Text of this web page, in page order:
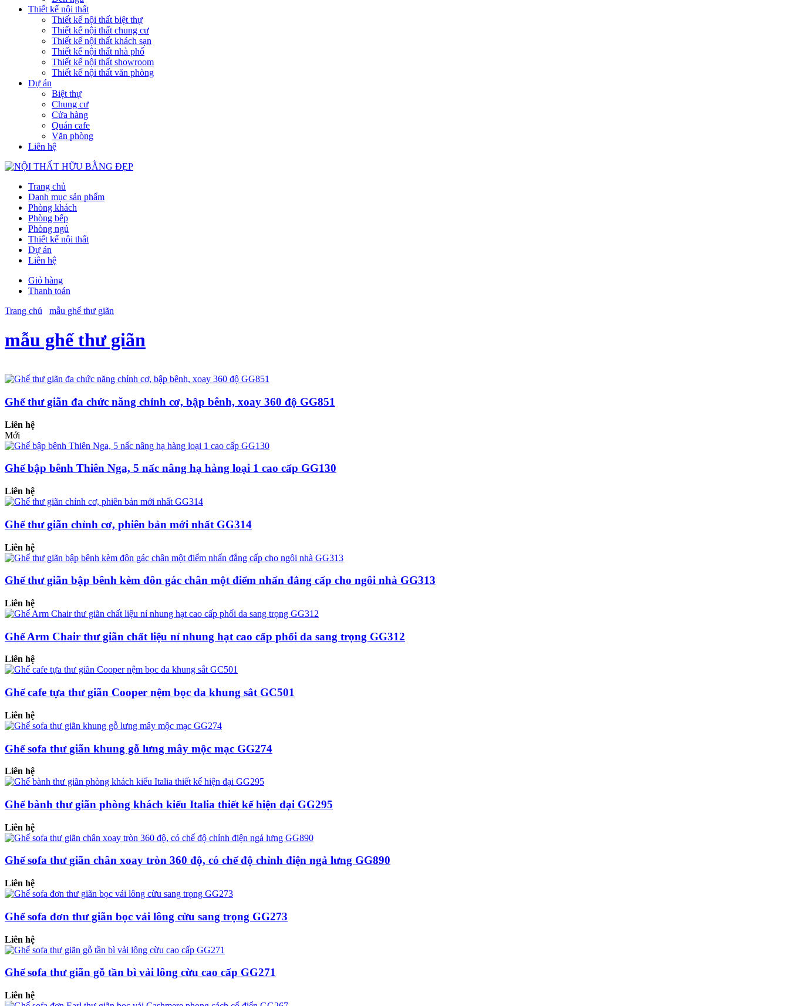
Thiết kế nội thất
Thiết kế nội thất biệt thự
Thiết kế nội thất chung cư
Thiết kế nội thất khách sạn
Thiết kế nội thất nhà phố
Thiết kế nội thất showroom
Thiết kế nội thất văn phòng
Dự án
Biệt thự
Chung cư
Cửa hàng
Quán cafe
Văn phòng
Liên hệ
Trang chủ
Danh mục sản phẩm
Phòng khách
Phòng bếp
Phòng ngủ
Thiết kế nội thất
Dự án
Liên hệ
Giỏ hàng
Thanh toán
Trang chủ
mẫu ghế thư giãn
mẫu ghế thư giãn
Ghế thư giãn đa chức năng chỉnh cơ, bập bênh, xoay 360 độ GG851
Liên hệ
Mới
Ghế bập bênh Thiên Nga, 5 nấc nâng hạ hàng loại 1 cao cấp GG130
Liên hệ
Ghế thư giãn chỉnh cơ, phiên bản mới nhất GG314
Liên hệ
Ghế thư giãn bập bênh kèm đôn gác chân một điểm nhấn đẳng cấp cho ngôi nhà GG313
Liên hệ
Ghế Arm Chair thư giãn chất liệu nỉ nhung hạt cao cấp phối da sang trọng GG312
Liên hệ
Ghế cafe tựa thư giãn Cooper nệm bọc da khung sắt GC501
Liên hệ
Ghế sofa thư giãn khung gỗ lưng mây mộc mạc GG274
Liên hệ
Ghế bành thư giãn phòng khách kiểu Italia thiết kế hiện đại GG295
Liên hệ
Ghế sofa thư giãn chân xoay tròn 360 độ, có chế độ chỉnh điện ngả lưng GG890
Liên hệ
Ghế sofa đơn thư giãn bọc vải lông cừu sang trọng GG273
Liên hệ
Ghế sofa thư giãn gỗ tần bì vải lông cừu cao cấp GG271
Liên hệ